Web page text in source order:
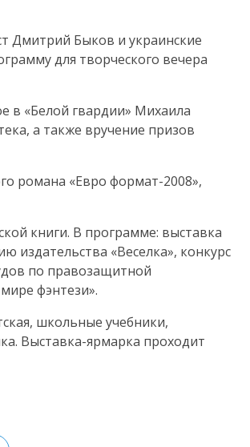
Дмитрий Быков и украинские
для творческого вечера
в «Белой гвардии» Михаила
а также вручение призов
романа «Евро формат-2008»,
книги. В программе: выставка
издательства «Веселка», конкурс
по правозащитной
фэнтези».
школьные учебники,
Выставка-ярмарка проходит